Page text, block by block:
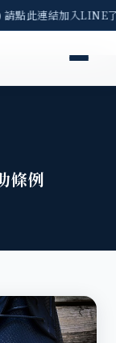
點此連結加入
條例